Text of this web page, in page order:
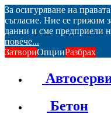
За осигуряване на
съгласие. Ние се грижим
данни и сме предприели
повече...
ЗатвориОпцииРазбрах
Бетон